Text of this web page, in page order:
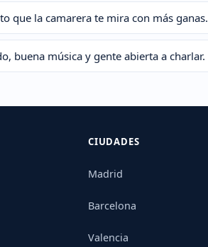
que la camarera te mira con más ganas.
buena música y gente abierta a charlar.
CIUDADES
Madrid
Barcelona
Valencia